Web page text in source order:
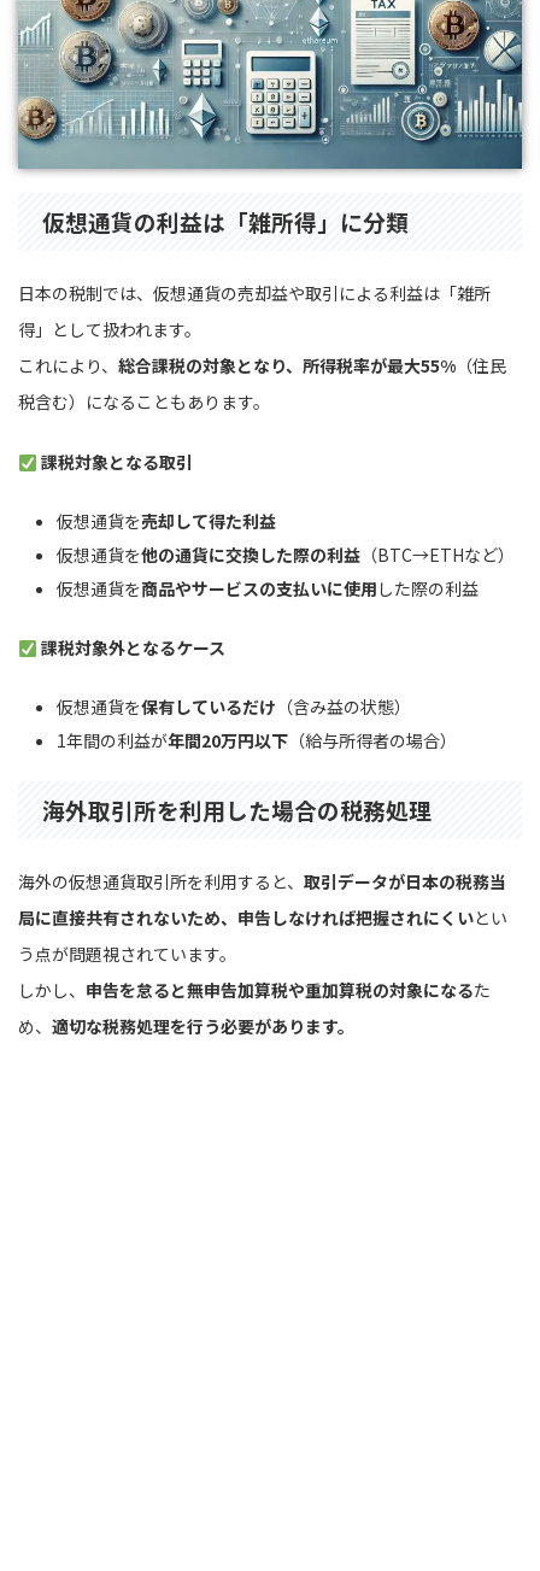
仮想通貨の利益は「雑所得」に分類
日本の税制では、仮想通貨の売却益や取引による利益は「雑所
得」として扱われます。
これにより、 総合課税の対象となり、所得税率が最大55% （住民
税含む）になることもあります。
課税対象となる取引
仮想通貨を売却して得た利益
仮想通貨を他の通貨に交換した際の利益 （BTC→ETHなど）
仮想通貨を商品やサービスの支払いに使用 した際の利益
課税対象外となるケース
仮想通貨を保有しているだけ （含み益の状態）
1年間の利益が年間20万円以下 （給与所得者の場合）
海外取引所を利用した場合の税務処理
海外の仮想通貨取引所を利用すると、 取引データが日本の税務当
局に直接共有されないため、申告しなければ把握されにくいとい
う点が問題視されています。
しかし、 申告を怠ると無申告加算税や重加算税の対象になるた
め、 適切な税務処理を行う必要があります。